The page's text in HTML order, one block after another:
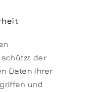
der
Daten Ihrer
und